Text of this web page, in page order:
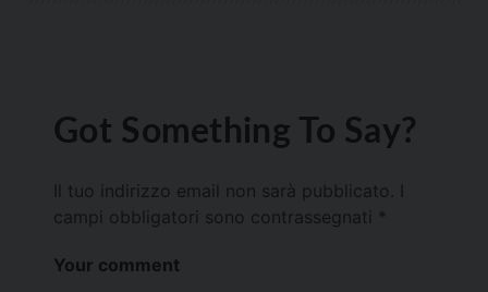
Got Something To Say?
Il tuo indirizzo email non sarà pubblicato.
campi obbligatori sono contrassegnati *
Your comment